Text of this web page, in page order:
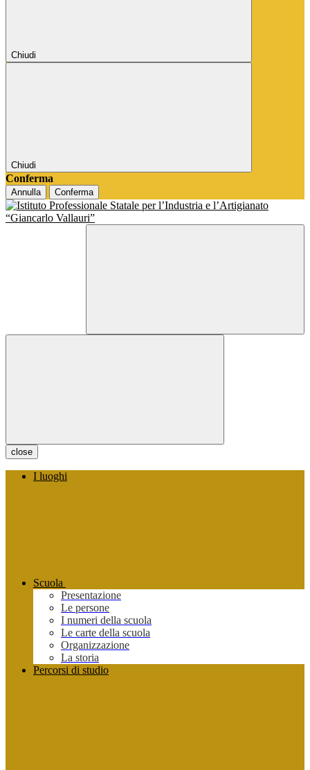
Chiudi
Chiudi
Conferma
Annulla Conferma
close
I luoghi
Scuola
Presentazione
Le persone
I numeri della scuola
Le carte della scuola
Organizzazione
La storia
Percorsi di studio